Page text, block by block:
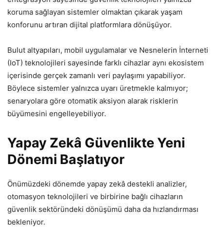
koruma sağlayan sistemler olmaktan çıkarak yaşam
konforunu artıran dijital platformlara dönüşüyor.
Bulut altyapıları, mobil uygulamalar ve Nesnelerin İnterneti
(IoT) teknolojileri sayesinde farklı cihazlar aynı ekosistem
içerisinde gerçek zamanlı veri paylaşımı yapabiliyor.
Böylece sistemler yalnızca uyarı üretmekle kalmıyor;
senaryolara göre otomatik aksiyon alarak risklerin
büyümesini engelleyebiliyor.
Yapay Zekâ Güvenlikte Yeni
Dönemi Başlatıyor
Önümüzdeki dönemde yapay zekâ destekli analizler,
otomasyon teknolojileri ve birbirine bağlı cihazların
güvenlik sektöründeki dönüşümü daha da hızlandırması
bekleniyor.